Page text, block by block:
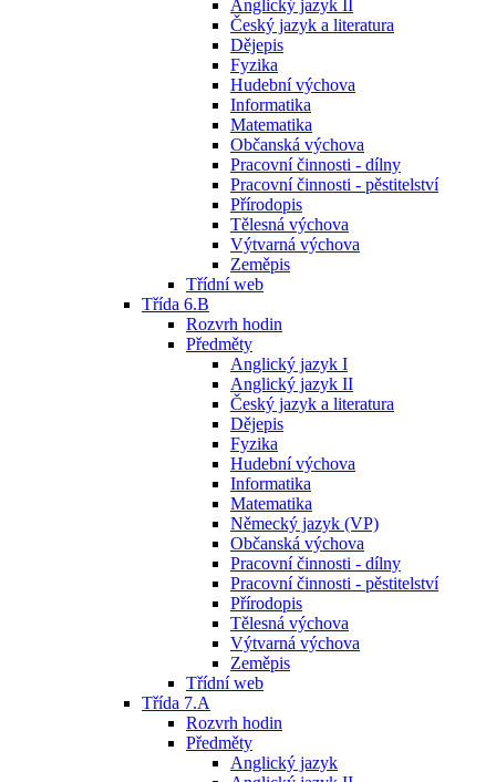
Anglický jazyk II
Český jazyk a literatura
Dějepis
Fyzika
Hudební výchova
Informatika
Matematika
Občanská výchova
Pracovní činnosti - dílny
Pracovní činnosti - pěstitelství
Přírodopis
Tělesná výchova
Výtvarná výchova
Zeměpis
Třídní web
Třída 6.B
Rozvrh hodin
Předměty
Anglický jazyk I
Anglický jazyk II
Český jazyk a literatura
Dějepis
Fyzika
Hudební výchova
Informatika
Matematika
Německý jazyk (VP)
Občanská výchova
Pracovní činnosti - dílny
Pracovní činnosti - pěstitelství
Přírodopis
Tělesná výchova
Výtvarná výchova
Zeměpis
Třídní web
Třída 7.A
Rozvrh hodin
Předměty
Anglický jazyk